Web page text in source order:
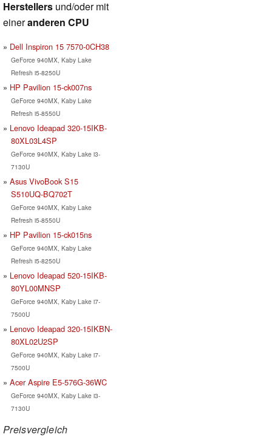
Herstellers und/oder mit
eineranderen CPU
Dell Inspiron 15 7570-0CH38
GeForce 940MX, Kaby Lake
Refresh i5-8250U
HP Pavilion 15-ck007ns
GeForce 940MX, Kaby Lake
Refresh i5-8550U
Lenovo Ideapad 320-15IKB-
80XL03L4SP
GeForce 940MX, Kaby Lake i3-
7130U
Asus VivoBook S15
S510UQ-BQ702T
GeForce 940MX, Kaby Lake
Refresh i5-8550U
HP Pavilion 15-ck015ns
GeForce 940MX, Kaby Lake
Refresh i5-8250U
Lenovo Ideapad 520-15IKB-
80YL00MNSP
GeForce 940MX, Kaby Lake i7-
7500U
Lenovo Ideapad 320-15IKBN-
80XL02U2SP
GeForce 940MX, Kaby Lake i7-
7500U
Acer Aspire E5-576G-36WC
GeForce 940MX, Kaby Lake i3-
7130U
Preisvergleich